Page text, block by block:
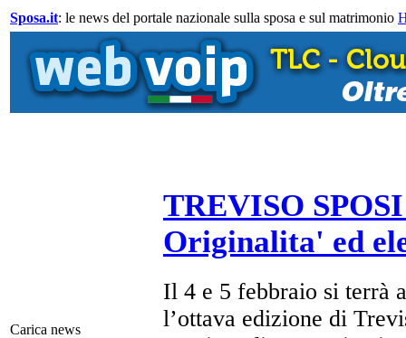
Sposa.it: le news del portale nazionale sulla sposa e sul matrimonio
Carica news
TREVISO
Originalita' ed
Il 4 e 5 febbraio si terrà
l’ottava edizione di